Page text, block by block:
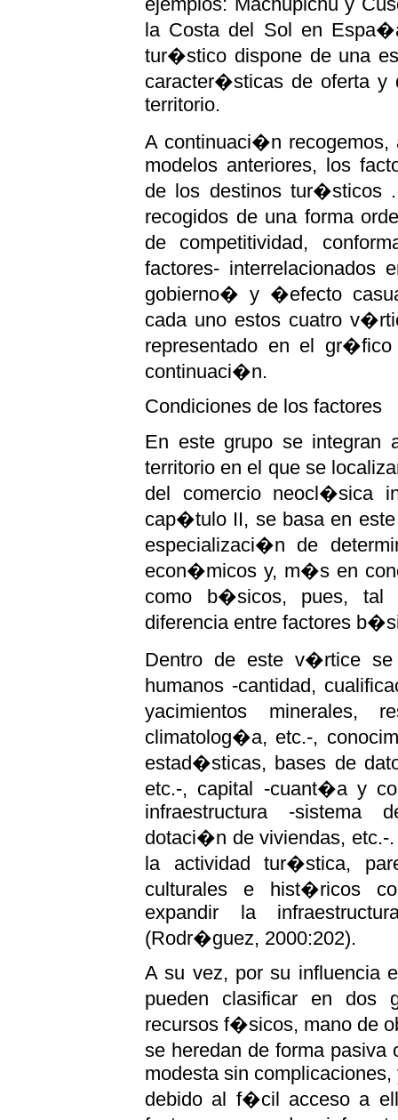
la Costa del Sol en
tur�stico dispone de una
caracter�sticas de oferta y
territorio.
A continuaci�n recogemos,
modelos anteriores, los
de los destinos tur�sticos
recogidos de una forma
de competitividad,
factores-
gobierno� y �efecto
cada uno estos cuatro
representado en el
continuaci�n.
Condiciones de los factores
En este grupo se integran
territorio en el que se
del comercio neocl�sica
cap�tulo II, se basa en
especializaci�n de
econ�micos y, m�s en
como b�sicos, pues, tal
diferencia entre factores
Dentro de este v�rtice se
humanos -cantidad,
yacimientos minerales,
climatolog�a, etc.-,
estad�sticas, bases de
etc.-, capital -cuant�a y
infraestructura -sistema
dotaci�n de viviendas, etc.-
la actividad tur�stica,
culturales e hist�ricos
expandir la
(Rodr�guez, 2000:202).
A su vez, por su influencia
pueden clasificar en dos
recursos f�sicos, mano de
se heredan de forma
modesta sin
debido al f�cil acceso a